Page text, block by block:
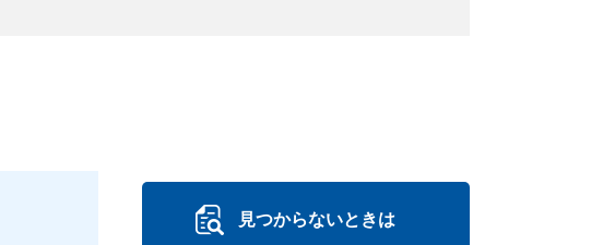
見つからないときは